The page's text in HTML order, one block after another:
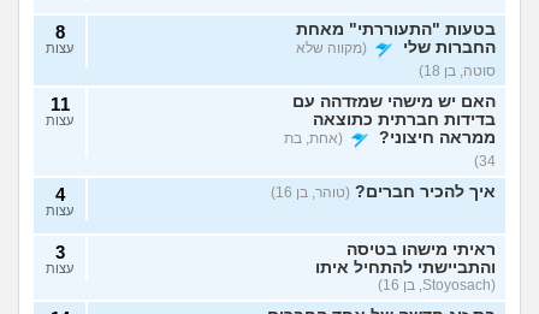
בטעות "התעוררתי" מאחת
החברות שלי
(מקווה שלא
סוטה, בן 18)
8
עצות
האם יש מישהי שמזדהה עם
בדידות חברתית כתוצאה
ממראה חיצוני?
(אחת, בת
34)
11
עצות
איך להכיר חברים? (טוהר, בן 16) 4
עצות
ראיתי מישהו בטיסה
והתביישתי להתחיל איתו
(Stoyosach, בן 16)
3
עצות